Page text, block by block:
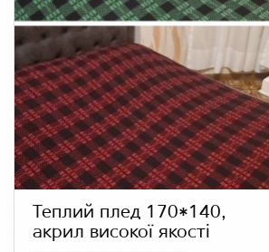
Теплий плед 170*140,
акрил високої якості